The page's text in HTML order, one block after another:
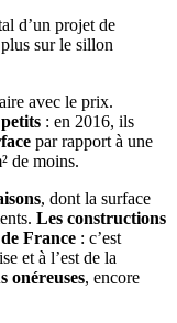
d’un projet de
sur le sillon
avec le prix.
: en 2016, ils
par rapport à une
de moins.
, dont la surface
Les constructions
France : c’est
et à l’est de la
onéreuses, encore